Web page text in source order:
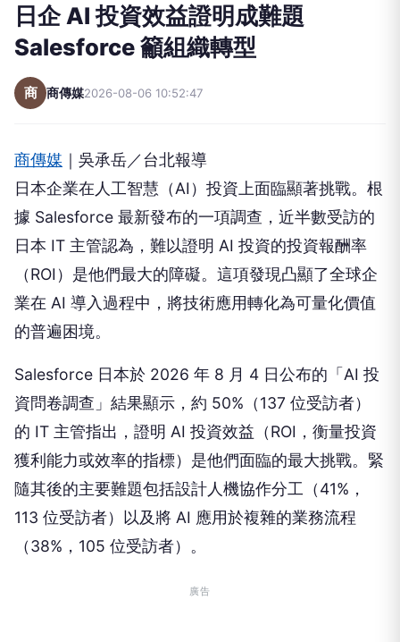
日企 AI 投資效益證明成難題
Salesforce 籲組織轉型
商 商傳媒2026-08-06 10:52:47
商傳媒 ｜吳承岳／台北報導
日本企業在人工智慧（AI）投資上面臨顯著挑戰。根
據 Salesforce 最新發布的一項調查，近半數受訪的
日本 IT 主管認為，難以證明 AI 投資的投資報酬率
（ROI）是他們最大的障礙。這項發現凸顯了全球企
業在 AI 導入過程中，將技術應用轉化為可量化價值
的普遍困境。
Salesforce 日本於 2026 年 8 月 4 日公布的「AI 投
資問卷調查」結果顯示，約 50%（137 位受訪者）
的 IT 主管指出，證明 AI 投資效益（ROI，衡量投資
獲利能力或效率的指標）是他們面臨的最大挑戰。緊
隨其後的主要難題包括設計人機協作分工（41%，
113 位受訪者）以及將 AI 應用於複雜的業務流程
（38%，105 位受訪者）。
廣告